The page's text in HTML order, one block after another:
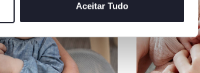
Aceitar Tudo